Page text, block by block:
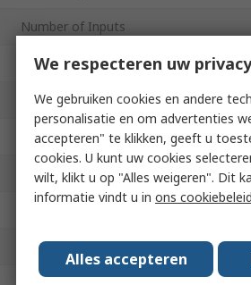
Number of Inputs
Output Type
Input Type
Number of Outputs
Minimum Operating Temperature
Standards/Approvals
We respecteren uw privacy
We gebruiken cookies en andere
personalisatie en om advertenties
accepteren" te klikken, geeft u
cookies. U kunt uw cookies
wilt, klikt u op "Alles weigeren". Dit
informatie vindt u in ons cookiebeleid
Alles accepteren